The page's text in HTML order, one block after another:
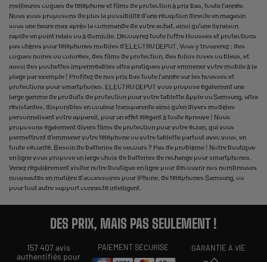
meilleures coques de téléphone et films de protection à prix bas, toute l’année.
Nous vous proposons de plus la possibilité d’une réception directe en magasin
sous une heure max après la commande de votre achat, ainsi qu’une livraison
rapide en point relais ou à domicile. Découvrez toute l'offre Housses et protections
pas chères pour téléphones mobiles d'ELECTRO DEPOT. Vous y trouverez : des
coques noires ou colorées, des films de protection, des folios roses ou bleus, et
aussi des pochettes imperméables ultra pratiques pour emmener votre mobile à la
plage par exemple ! Profitez de nos prix bas toute l'année sur les housses et
protections pour smartphones. ELECTRO DEPOT vous propose également une
large gamme de produits de protection pour votre tablette Apple ou Samsung, ultra
résistantes, disponibles en couleur transparente ainsi qu’en divers modèles
personnalisant votre appareil, pour un effet élégant à toute épreuve ! Nous
proposons également divers films de protection pour votre écran, qui vous
permettront d’emmener votre téléphone ou votre tablette partout avec vous, en
toute sécurité. Besoin de batteries de secours ? Pas de problème ! Notre boutique
en ligne vous propose un large choix de batteries de rechange pour smartphones.
Venez régulièrement visiter notre boutique en ligne pour découvrir nos nombreuses
nouveautés en matière d’accessoires pour IPhone, de téléphones Samsung, ou
pour tout autre support connecté intelligent.
DES PRIX, MAIS PAS SEULEMENT !
157 407 avis
authentifiés pour
PAIEMENT SÉCURISÉ GARANTIE À VIE